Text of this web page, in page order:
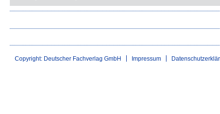
Copyright: Deutscher Fachverlag GmbH Impressum